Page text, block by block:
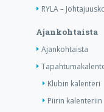
RYLA –
Ajankohtaista
Ajankohtaista
Klubin kalenteri
Piirin kalenteriin